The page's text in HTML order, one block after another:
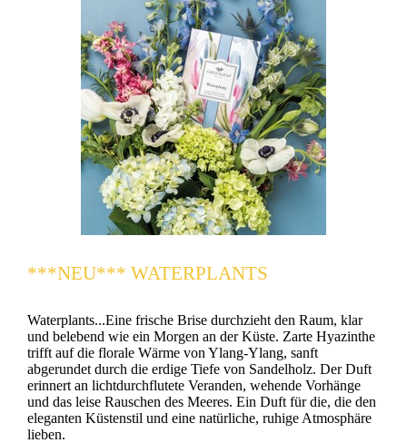
***NEU*** WATERPLANTS
Waterplants...Eine frische Brise durchzieht den Raum, klar
und belebend wie ein Morgen an der Küste. Zarte Hyazinthe
trifft auf die florale Wärme von Ylang-Ylang, sanft
abgerundet durch die erdige Tiefe von Sandelholz. Der Duft
erinnert an lichtdurchflutete Veranden, wehende Vorhänge
und das leise Rauschen des Meeres. Ein Duft für die, die den
eleganten Küstenstil und eine natürliche, ruhige Atmosphäre
lieben.